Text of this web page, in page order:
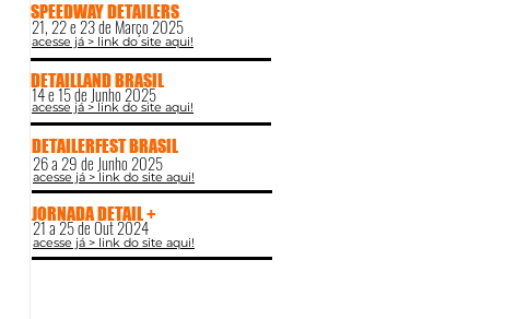
SPEEDWAY DETAILERS
21, 22 e 23 de Março 2025
acesse já > link do site aqui!
DETAILLAND BRASIL
14 e 15 de Junho 2025
acesse já > link do site aqui!
DETAILERFEST BRASIL
26 a 29 de Junho 2025
acesse já > link do site aqui!
JORNADA DETAIL +
21 a 25 de Out 2024
acesse já > link do site aqui!